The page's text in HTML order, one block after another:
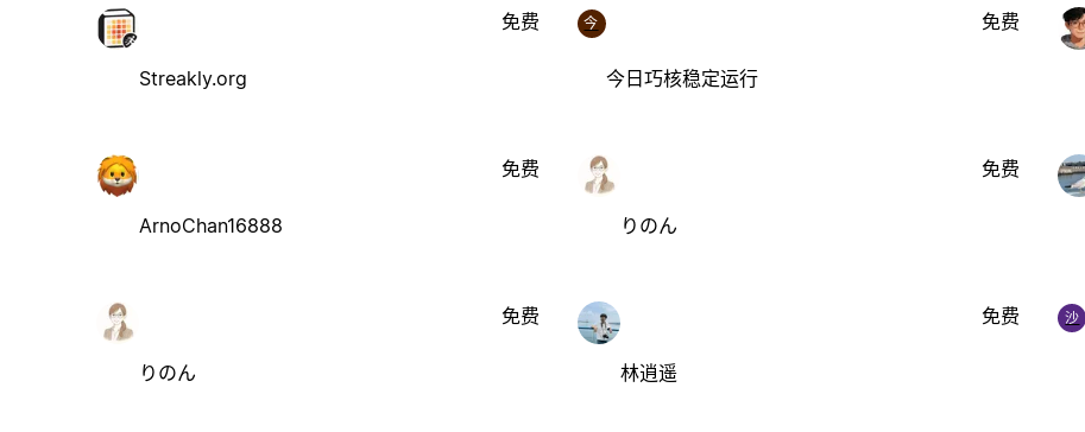
Streakly.org
免费 今
今日巧核稳定运行
免费
ArnoChan16888
免费
りのん
免费
りのん
免费
林逍遥
免费 沙